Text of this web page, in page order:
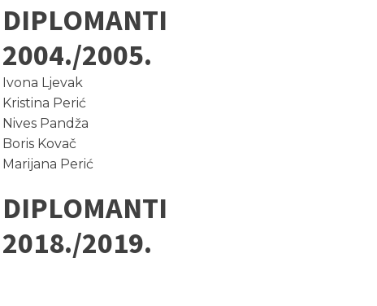
DIPLOMANTI
2004./2005.
Ivona Ljevak
Kristina Perić
Nives Pandža
Boris Kovač
Marijana Perić
DIPLOMANTI
2018./2019.